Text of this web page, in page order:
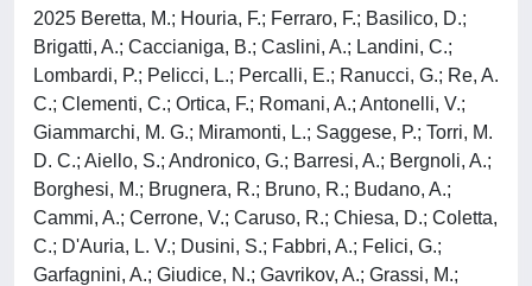
2025 Beretta, M.; Houria, F.; Ferraro, F.; Basilico, D.;
Brigatti, A.; Caccianiga, B.; Caslini, A.; Landini, C.;
Lombardi, P.; Pelicci, L.; Percalli, E.; Ranucci, G.; Re, A.
C.; Clementi, C.; Ortica, F.; Romani, A.; Antonelli, V.;
Giammarchi, M. G.; Miramonti, L.; Saggese, P.; Torri, M.
D. C.; Aiello, S.; Andronico, G.; Barresi, A.; Bergnoli, A.;
Borghesi, M.; Brugnera, R.; Bruno, R.; Budano, A.;
Cammi, A.; Cerrone, V.; Caruso, R.; Chiesa, D.; Coletta,
C.; D'Auria, L. V.; Dusini, S.; Fabbri, A.; Felici, G.;
Garfagnini, A.; Giudice, N.; Gavrikov, A.; Grassi, M.;